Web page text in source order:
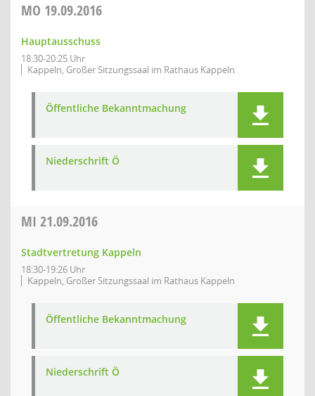
MO 19.09.2016
Hauptausschuss
18:30-20:25 Uhr
Kappeln, Großer Sitzungssaal im Rathaus Kappeln
Öffentliche Bekanntmachung
Niederschrift Ö
MI 21.09.2016
Stadtvertretung Kappeln
18:30-19:26 Uhr
Kappeln, Großer Sitzungssaal im Rathaus Kappeln
Öffentliche Bekanntmachung
Niederschrift Ö